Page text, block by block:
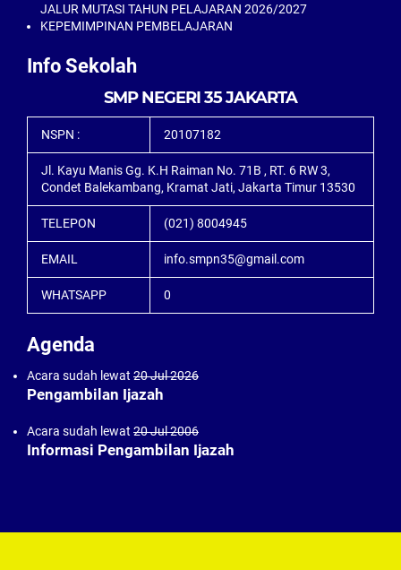
JALUR MUTASI TAHUN PELAJARAN 2026/2027
KEPEMIMPINAN PEMBELAJARAN
Info Sekolah
SMP NEGERI 35 JAKARTA
NSPN : 20107182
Jl. Kayu Manis Gg. K.H Raiman No. 71B , RT. 6 RW 3,
Condet Balekambang, Kramat Jati, Jakarta Timur 13530
TELEPON (021) 8004945
EMAIL info.smpn35@gmail.com
WHATSAPP 0
Agenda
Acara sudah lewat 20 Jul 2026
Pengambilan Ijazah
Acara sudah lewat 20 Jul 2006
Informasi Pengambilan Ijazah